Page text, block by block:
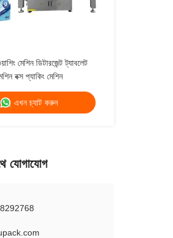
মেশিন ডিটারজেন্ট ট্যাবলেট
বক্স প্যাকিং মেশিন
এখন চ্যাট করুন
যোগাযোগ